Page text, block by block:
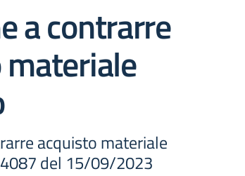
a contrarre
acquisto materiale
del 15/09/2023